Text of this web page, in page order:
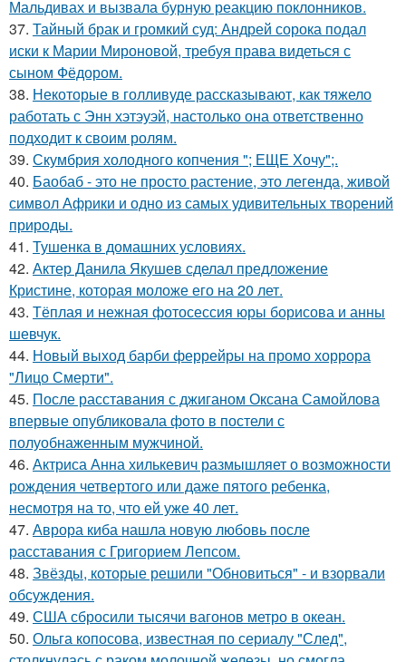
Мальдивах и вызвала бурную реакцию поклонников.
37. Тайный брак и громкий суд: Андрей сорока подал
иски к Марии Мироновой, требуя права видеться с
сыном Фёдором.
38. Некоторые в голливуде рассказывают, как тяжело
работать с Энн хэтэуэй, настолько она ответственно
подходит к своим ролям.
39. Скумбрия холодного копчения "; ЕЩЕ Хочу";.
40. Баобаб - это не просто растение, это легенда, живой
символ Африки и одно из самых удивительных творений
природы.
41. Тушенка в домашних условиях.
42. Актер Данила Якушев сделал предложение
Кристине, которая моложе его на 20 лет.
43. Тёплая и нежная фотосессия юры борисова и анны
шевчук.
44. Новый выход барби феррейры на промо хоррора
"Лицо Смерти".
45. После расставания с джиганом Оксана Самойлова
впервые опубликовала фото в постели с
полуобнаженным мужчиной.
46. Актриса Анна хилькевич размышляет о возможности
рождения четвертого или даже пятого ребенка,
несмотря на то, что ей уже 40 лет.
47. Аврора киба нашла новую любовь после
расставания с Григорием Лепсом.
48. Звёзды, которые решили "Обновиться" - и взорвали
обсуждения.
49. США сбросили тысячи вагонов метро в океан.
50. Ольга копосова, известная по сериалу "След",